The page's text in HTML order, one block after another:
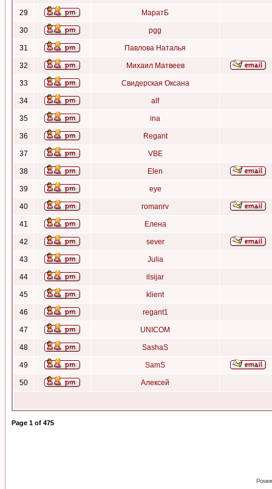
29 МаратБ
30 pgg
31 Павлова Наталья
32 Михаил Матвеев
33 Свидерская Оксана
34 alf
35 ina
36 Regant
37 VBE
38 Elen
39 eye
40 romanrv
41 Елена
42 sever
43 Julia
44 ilsijar
45 klient
46 regant1
47 UNICOM
48 SashaS
49 SamS
50 Алексей
Page 1 of 475